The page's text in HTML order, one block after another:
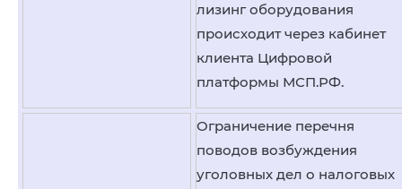
лизинг оборудования
происходит через кабинет
клиента Цифровой
платформы МСП.РФ.
Ограничение перечня
поводов возбуждения
уголовных дел о налоговых